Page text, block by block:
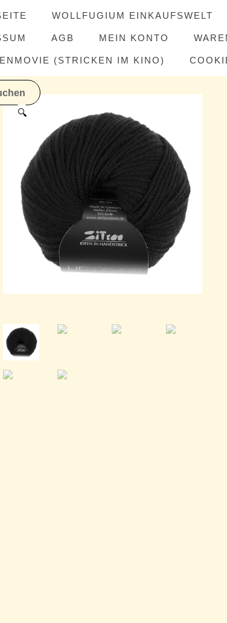
WOLLFUGIUM EINKAUFSWELT
AGB MEIN KONTO
(STRICKEN IM KINO)
🔍